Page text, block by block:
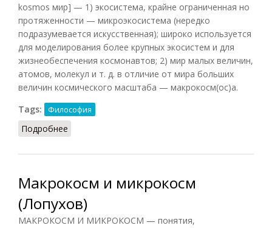
kosmos мир] — 1) экосистема, крайне ограниченная но
протяженности — микроэкосистема (нередко
подразумевается искусственная); широко используется
для моделирования более крупных экосистем и для
жизнеобеспечения космонавтов; 2) мир малых величин,
атомов, молекул и т. д. в отличие от мира больших
величин космического масштаба — макрокосм(ос)а.
Tags:
Философия
Подробнее
Макрокосм и микрокосм
(Лопухов)
МАКРОКОСМ И МИКРОКОСМ — понятия,